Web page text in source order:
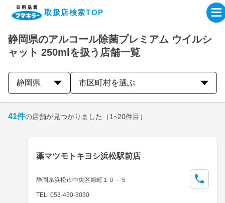
取扱店検索TOP
企業・IR情報サイト
製品情報サイト
取扱店検索はこちら
静岡県のアルコール除菌プレミアム ウイルシ
ャット 250mlを扱う店舗一覧
静岡県 市区町村を選ぶ
41件の店舗が見つかりました （1~20件目）
薬マツモトキヨシ浜松駅前店
静岡県浜松市中央区旭町１０－５
TEL: 053-450-3030